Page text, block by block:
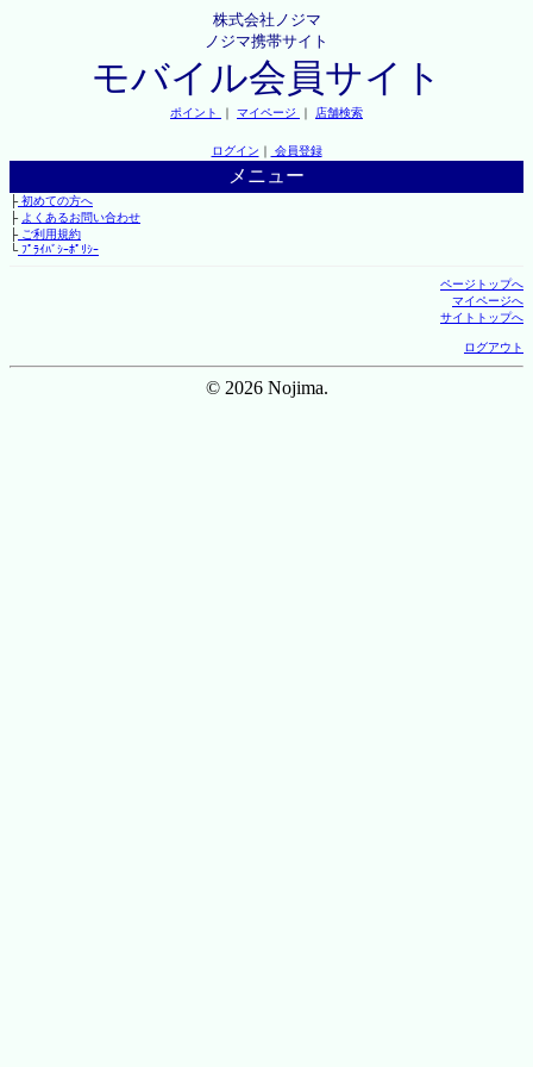
株式会社ノジマ
ノジマ携帯サイト
モバイル会員サイト
ポイント ｜ マイページ ｜ 店舗検索
ログイン ｜ 会員登録
メニュー
├初めての方へ
├ よくあるお問い合わせ
├ご利用規約
└ﾌﾟﾗｲﾊﾞｼｰﾎﾟﾘｼｰ
ページトップへ
マイページへ
サイトトップへ
ログアウト
© 2026 Nojima.